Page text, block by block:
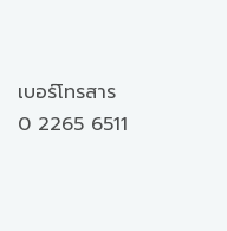
เบอร์โทรสาร
0 2265 6511